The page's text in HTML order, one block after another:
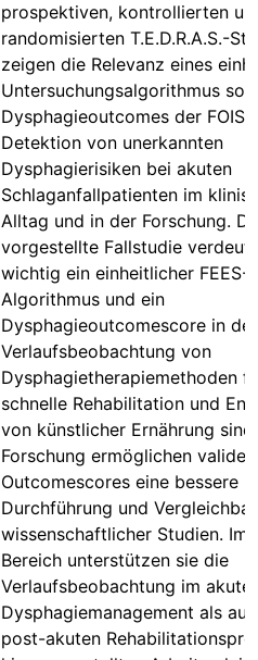
prospektiven, kontrollierten
randomisierten T.E.D.R.A.S.-
zeigen die Relevanz eines
Untersuchungsalgorithmus
Dysphagieoutcomes der FOIS
Detektion von unerkannten
Dysphagierisiken bei akuten
Schlaganfallpatienten im
Alltag und in der Forschung.
vorgestellte Fallstudie
wichtig ein einheitlicher FEES-
Algorithmus und ein
Dysphagieoutcomescore in der
Verlaufsbeobachtung von
Dysphagietherapiemethoden
schnelle Rehabilitation und
von künstlicher Ernährung
Forschung ermöglichen valide
Outcomescores eine bessere
Durchführung und
wissenschaftlicher Studien. Im
Bereich unterstützen sie die
Verlaufsbeobachtung im
Dysphagiemanagement als
post-akuten